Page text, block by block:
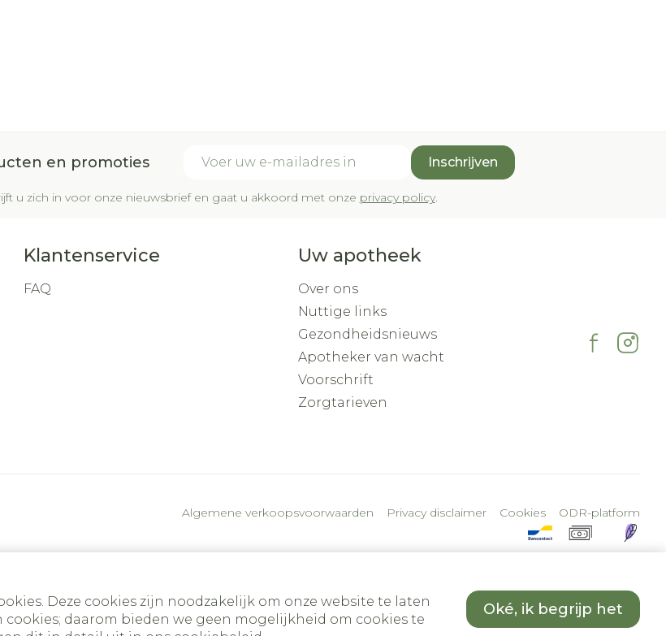
Deze cookies zijn noodzakelijk om onze website te laten
daarom bieden we geen mogelijkheid om cookies te
Oké, ik begrijp het
en promoties Inschrijven
u zich in voor onze nieuwsbrief en gaat u akkoord met onze privacy policy.
Klantenservice
FAQ
Uw apotheek
Over ons
Nuttige links
Gezondheidsnieuws
Apotheker van wacht
Voorschrift
Zorgtarieven
Algemene verkoopsvoorwaarden Privacy disclaimer Cookies ODR-platform